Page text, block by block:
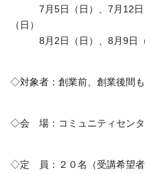
7月5日（日）、7月12日（
（日）
8月2日（日）、8月9日（
◇対象者：創業前、創業後間
◇会 場：コミュニティセン
◇定 員：２０名（受講希望者